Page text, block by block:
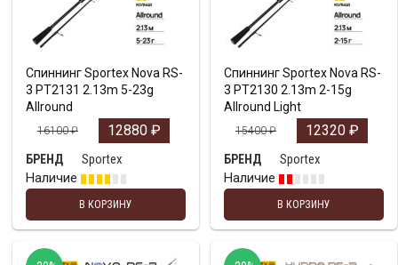
Спиннинг Sportex Nova RS-
3 PT2131 2.13m 5-23g
Allround
16100₽ 12880 ₽
БРЕНД
Sportex
Наличие
В КОРЗИНУ
Спиннинг Sportex Nova RS-
3 PT2130 2.13m 2-15g
Allround Light
15400₽ 12320 ₽
БРЕНД
Sportex
Наличие
В КОРЗИНУ